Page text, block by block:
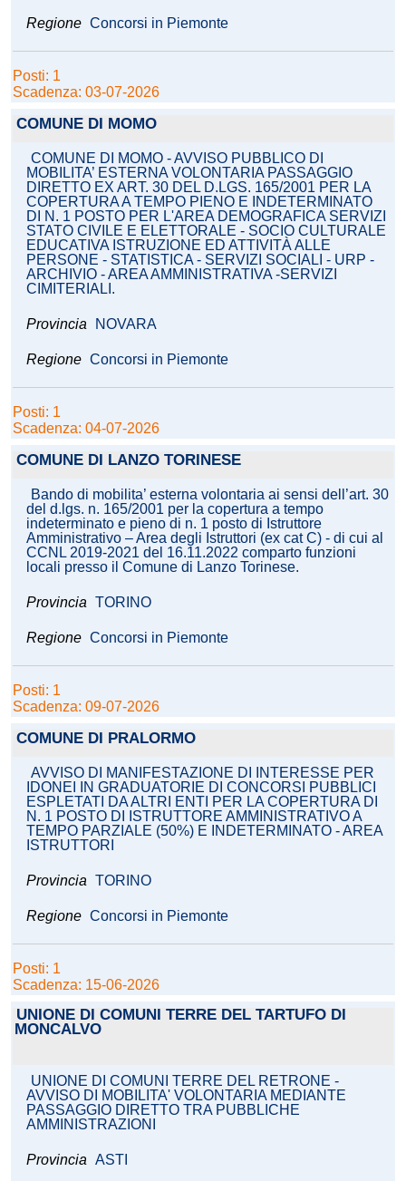
Regione Concorsi in Piemonte
Posti: 1
Scadenza: 03-07-2026
COMUNE DI MOMO
COMUNE DI MOMO - AVVISO PUBBLICO DI
MOBILITA’ ESTERNA VOLONTARIA PASSAGGIO
DIRETTO EX ART. 30 DEL D.LGS. 165/2001 PER LA
COPERTURA A TEMPO PIENO E INDETERMINATO
DI N. 1 POSTO PER L'AREA DEMOGRAFICA SERVIZI
STATO CIVILE E ELETTORALE - SOCIO CULTURALE
EDUCATIVA ISTRUZIONE ED ATTIVITÀ ALLE
PERSONE - STATISTICA - SERVIZI SOCIALI - URP -
ARCHIVIO - AREA AMMINISTRATIVA -SERVIZI
CIMITERIALI.
Provincia NOVARA
Regione Concorsi in Piemonte
Posti: 1
Scadenza: 04-07-2026
COMUNE DI LANZO TORINESE
Bando di mobilita’ esterna volontaria ai sensi dell’art. 30
del d.lgs. n. 165/2001 per la copertura a tempo
indeterminato e pieno di n. 1 posto di Istruttore
Amministrativo – Area degli Istruttori (ex cat C) - di cui al
CCNL 2019-2021 del 16.11.2022 comparto funzioni
locali presso il Comune di Lanzo Torinese.
Provincia TORINO
Regione Concorsi in Piemonte
Posti: 1
Scadenza: 09-07-2026
COMUNE DI PRALORMO
AVVISO DI MANIFESTAZIONE DI INTERESSE PER
IDONEI IN GRADUATORIE DI CONCORSI PUBBLICI
ESPLETATI DA ALTRI ENTI PER LA COPERTURA DI
N. 1 POSTO DI ISTRUTTORE AMMINISTRATIVO A
TEMPO PARZIALE (50%) E INDETERMINATO - AREA
ISTRUTTORI
Provincia TORINO
Regione Concorsi in Piemonte
Posti: 1
Scadenza: 15-06-2026
UNIONE DI COMUNI TERRE DEL TARTUFO DI
MONCALVO
UNIONE DI COMUNI TERRE DEL RETRONE -
AVVISO DI MOBILITA' VOLONTARIA MEDIANTE
PASSAGGIO DIRETTO TRA PUBBLICHE
AMMINISTRAZIONI
Provincia ASTI